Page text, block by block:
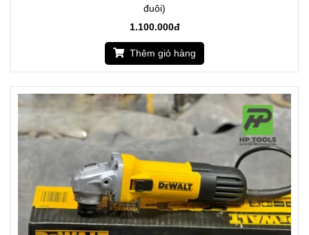
đuôi)
1.100.000đ
Thêm giỏ hàng